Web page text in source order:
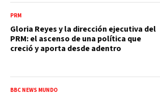
PRM
Gloria Reyes y la dirección ejecutiva del
PRM: el ascenso de una política que
creció y aporta desde adentro
BBC NEWS MUNDO